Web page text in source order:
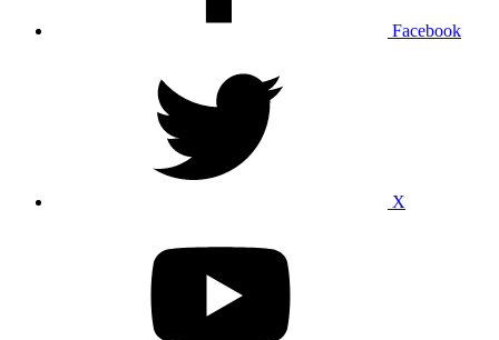
Facebook
X